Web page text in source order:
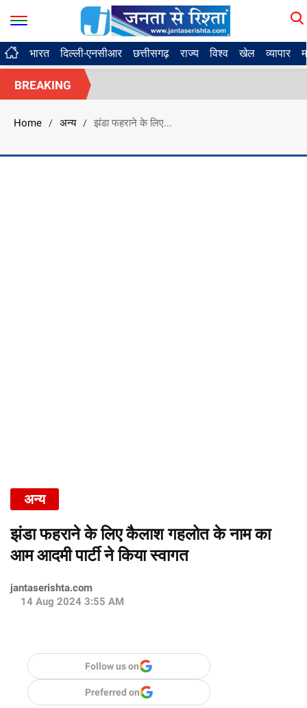
भारत दिल्ली-एनसीआर छत्तीसगढ़ राज्य विश्व खेल व्यापार
BREAKING
Home / अन्य / झंडा फहराने के लिए...
अन्य
झंडा फहराने के लिए कैलाश गहलोत के नाम का
आम आदमी पार्टी ने किया स्वागत
jantaserishta.com
14 Aug 2024 3:55 AM
Follow us on
Preferred on